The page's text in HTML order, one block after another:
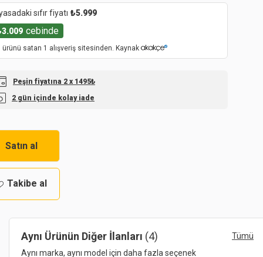
sıfır fiyatı ₺5.999
3.009 cebinde
ürünü satan 1 alışveriş sitesinden. Kaynak
Peşin fiyatına 2 x 1495₺
2 gün içinde kolay iade
Satın al
Takibe al
Aynı Ürünün Diğer İlanları (4)
Tümü
Aynı marka, aynı model için daha fazla seçenek